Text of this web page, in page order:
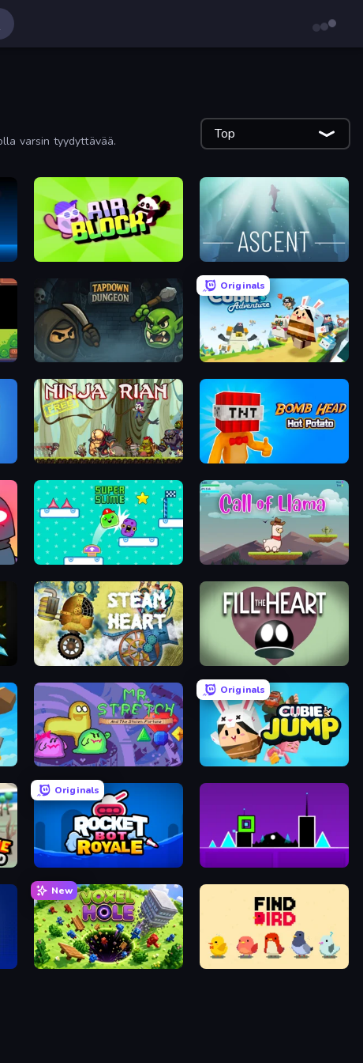
varsin tyydyttävää. Top
Air Block Ascent
Tapdown Dungeon
Originals
Cubie Adventure World
Ninja Rian Bomb Head Hot Potato
Super Slime Call of Llama
Steam Heart Fill the Heart
Mr. Stretch and the Stolen Fortune
Originals
Cubie Jump
Originals
Rocket Bot Royale
New
Voxel hole: Black Hole